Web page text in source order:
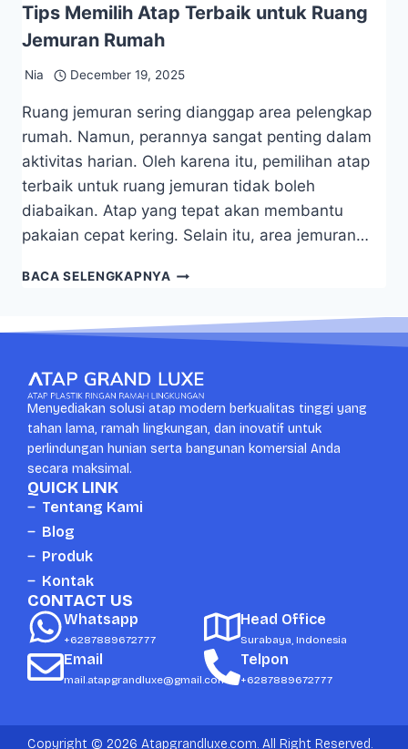
Tips Memilih Atap Terbaik untuk Ruang
Jemuran Rumah
Nia December 19, 2025
Ruang jemuran sering dianggap area pelengkap
rumah. Namun, perannya sangat penting dalam
aktivitas harian. Oleh karena itu, pemilihan atap
terbaik untuk ruang jemuran tidak boleh
diabaikan. Atap yang tepat akan membantu
pakaian cepat kering. Selain itu, area jemuran…
BACA SELENGKAPNYA
Menyediakan solusi atap modern berkualitas tinggi yang
tahan lama, ramah lingkungan, dan inovatif untuk
perlindungan hunian serta bangunan komersial Anda
secara maksimal.
QUICK LINK
Tentang Kami
Blog
Produk
Kontak
CONTACT US
Email
mail.atapgrandluxe@gmail.com
Whatsapp
+6287889672777
Telpon
+6287889672777
Head Office
Surabaya, Indonesia
Copyright © 2026 Atapgrandluxe.com. All Right Reserved.